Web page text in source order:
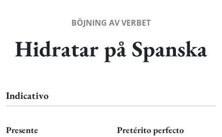
BÖJNING AV VERBET
Hidratar på Spanska
Indicativo
Presente Pretérito perfecto